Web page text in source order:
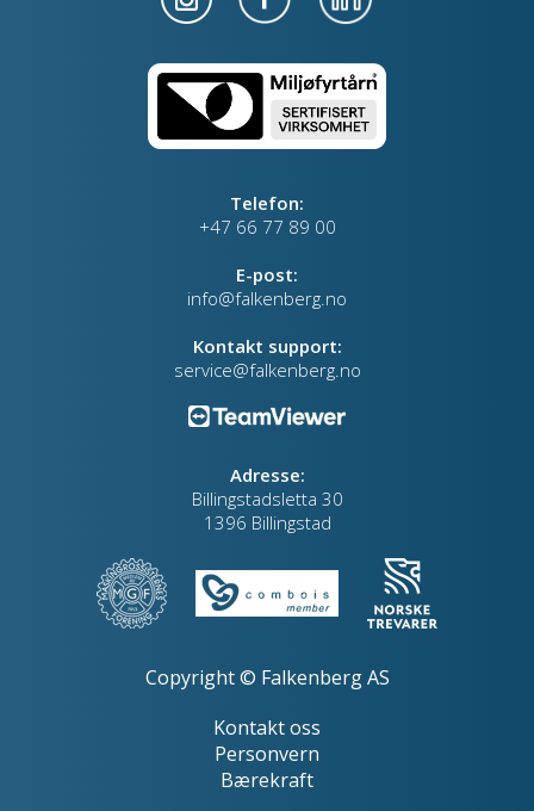
Telefon:
+47 66 77 89 00
E-post:
info@falkenberg.no
Kontakt support:
service@falkenberg.no
Adresse:
Billingstadsletta 30
1396 Billingstad
Copyright © Falkenberg AS
Kontakt oss
Personvern
Bærekraft